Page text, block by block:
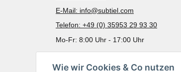
Wie wir Cookies & Co nutzen
E-Mail: info@subtiel.com
Telefon: +49 (0) 35953 29 93 30
Mo-Fr: 8:00 Uhr - 17:00 Uhr